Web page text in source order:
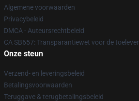
Algemene voorwaarden
Privacybeleid
DMCA - Auteursrechtbeleid
CA SB657: Transparantiewet voor de
Onze steun
Verzend- en leveringsbeleid
Betalingsvoorwaarden
Teruggave & terugbetalingsbeleid